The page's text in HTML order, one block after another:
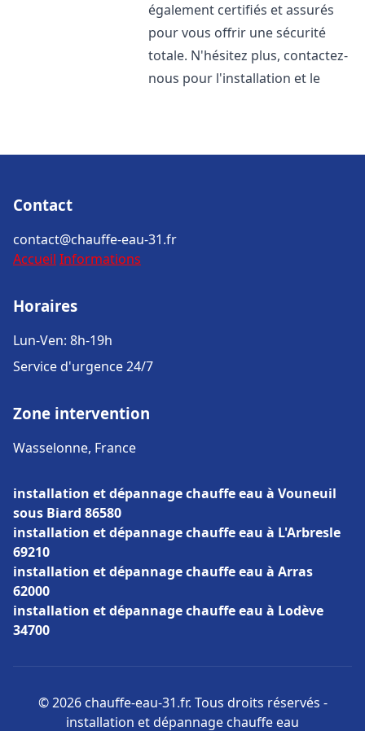
également certifiés et assurés
pour vous offrir une sécurité
totale. N'hésitez plus, contactez-
nous pour l'installation et le
Contact
contact@chauffe-eau-31.fr
Accueil Informations
Horaires
Lun-Ven: 8h-19h
Service d'urgence 24/7
Zone intervention
Wasselonne, France
installation et dépannage chauffe eau à Vouneuil
sous Biard 86580
installation et dépannage chauffe eau à L'Arbresle
69210
installation et dépannage chauffe eau à Arras
62000
installation et dépannage chauffe eau à Lodève
34700
© 2026 chauffe-eau-31.fr. Tous droits réservés -
installation et dépannage chauffe eau